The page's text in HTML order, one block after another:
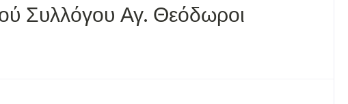
Συλλόγου Αγ. Θεόδωροι